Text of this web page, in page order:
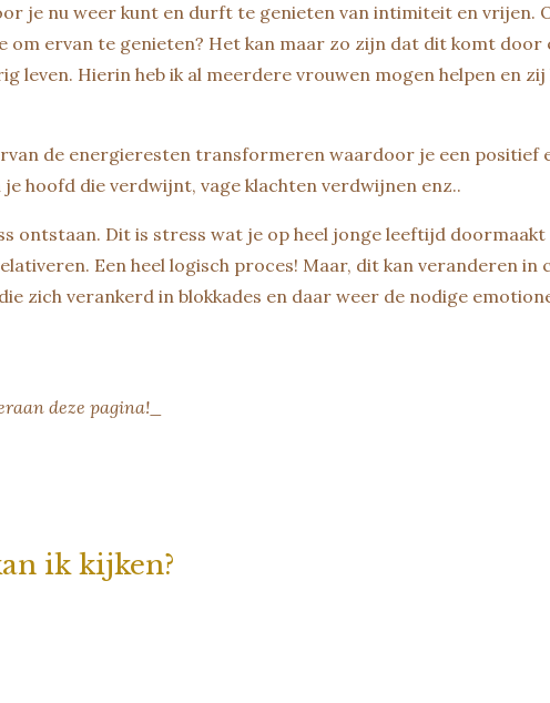
je nu weer kunt en durft te genieten van intimiteit en vrijen.
ervan te genieten? Het kan maar zo zijn dat dit komt door
leven. Hierin heb ik al meerdere vrouwen mogen helpen en
de energieresten transformeren waardoor je een positief
hoofd die verdwijnt, vage klachten verdwijnen enz..
ontstaan. Dit is stress wat je op heel jonge leeftijd
Een heel logisch proces! Maar, dit kan veranderen in
zich verankerd in blokkades en daar weer de nodige
deze pagina!_
ik kijken?